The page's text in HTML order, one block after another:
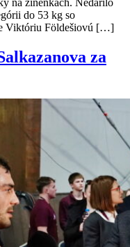
do 53 kg so
Viktóriu Földešiovú […]
za